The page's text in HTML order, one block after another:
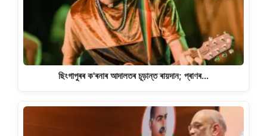
ছিংগাপুৰৰ ক'ৰনাৰ আদালতৰ চূড়ান্ত ৰায়দান; প্ৰাণৰ…